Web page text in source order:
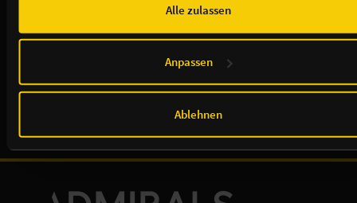
Cookie-Erklärungsowie zur Verarbeitung,
insbesondere zu Ihren Widerrufsmöglichkeiten und weiteren
Alle zulassen
Anpassen
Ablehnen
Offizieller Mobilitätspartner: